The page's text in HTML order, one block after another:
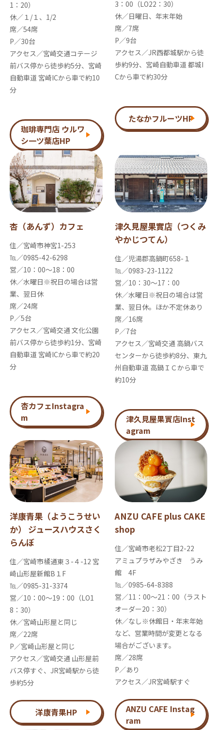
1：20）
休／１/１、1/2
席／54席
P／30台
アクセス／宮崎交通コテージ
前バス停から徒歩約5分、宮崎
自動車道 宮崎ICから車で約10
分
珈琲専門店 ウルワ
シ一ツ葉店HP
3：00（LO22：30）
休／日曜日、年末年始
席／7席
P／9台
アクセス／JR西都城駅から徒
歩約9分、宮崎自動車道 都城I
Cから車で約30分
たなかフルーツHP
杏（あんず）カフェ
住／宮崎市神宮1-253
℡／0985-42-6298
営／10：00～18：00
休／水曜日※祝日の場合は営
業、翌日休
席／24席
P／5台
アクセス／宮崎交通 文化公園
前バス停から徒歩約1分、宮崎
自動車道 宮崎ICから車で約20
分
杏カフェInstagra
m
津久見屋果實店（つくみ
やかじつてん）
住／児湯郡高鍋町658-１
℡／0983-23-1122
営／10：30～17：00
休／水曜日※祝日の場合は営
業、翌日休。ほか不定休あり
席／16席
P／7台
アクセス／宮崎交通 高鍋バス
センターから徒歩約8分、東九
州自動車道 高鍋ＩＣから車で
約10分
津久見屋果實店Inst
agram
洋康青果（ようこうせい
か） ジュースハウスさく
らんぼ
住／宮崎市橘通東３-４-12 宮
崎山形屋新館B１F
℡／0985-31-3374
営／10：00～19：00（LO1
8：30）
休／宮崎山形屋と同じ
席／22席
P／宮崎山形屋と同じ
アクセス／宮崎交通 山形屋前
バス停すぐ、JR宮崎駅から徒
歩約5分
洋康青果HP
ANZU CAFE plus CAKE
shop
住／宮崎市老松2丁目2-22
アミュプラザみやざき うみ
館 4F
℡／0985-64-8388
営／11：00～21：00（ラスト
オーダー20：30）
休／なし※休館日・年末年始
など、営業時間が変更となる
場合がございます。
席／28席
P／あり
アクセス／JR宮崎駅すぐ
ANZU CAFE Instag
ram